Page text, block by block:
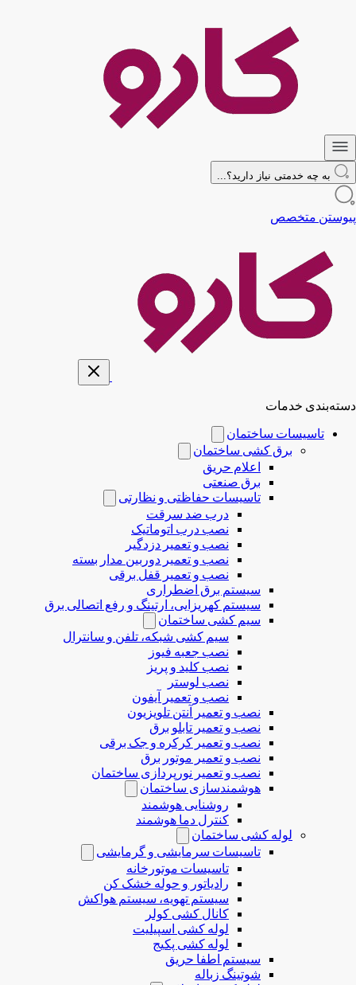
به چه خدمتی نیاز دارید؟...
پیوستن متخصص
دسته‌بندی خدمات
تاسیسات ساختمان
برق کشی ساختمان
اعلام حریق
برق صنعتی
تاسیسات حفاظتی و نظارتی
درب ضد سرقت
نصب درب‌ اتوماتیک
نصب و تعمیر دزدگیر
نصب و تعمیر دوربین مدار بسته
نصب و تعمیر قفل برقی
سیستم برق اضطراری
سیستم کهریزایی، ارتینگ و رفع اتصالی برق
سیم کشی ساختمان
سیم کشی شبکه، تلفن و سانترال
نصب جعبه فیوز
نصب کلید و پریز
نصب لوستر
نصب و تعمیر آیفون
نصب و تعمیر آنتن تلویزیون
نصب و تعمیر تابلو برق
نصب و تعمیر کرکره و جک برقی
نصب و تعمیر موتور برق
نصب و تعمیر نورپردازی ساختمان
هوشمندسازی ساختمان
روشنایی هوشمند
کنترل دما هوشمند
لوله کشی ساختمان
تاسیسات سرمایشی و گرمایشی
تاسیسات موتورخانه
رادیاتور و حوله خشک کن
سیستم تهویه، سیستم هواکش
کانال کشی کولر
لوله کشی اسپیلیت
لوله کشی پکیج
سیستم اطفا حریق
شوتینگ زباله